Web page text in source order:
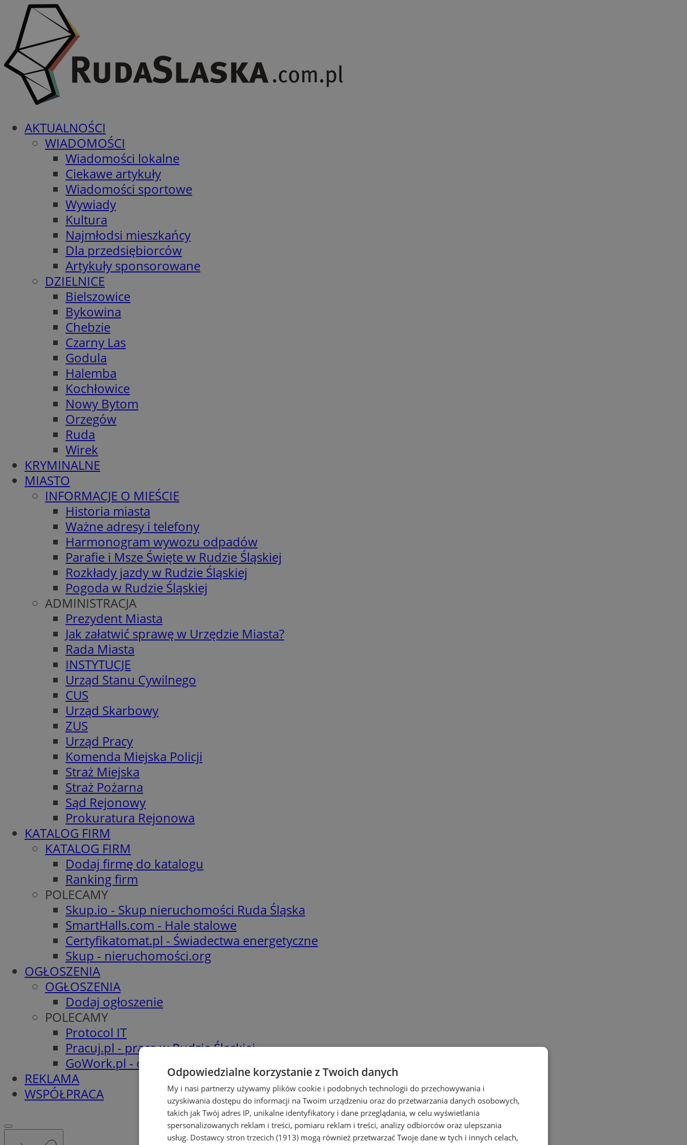
AKTUALNOŚCI
WIADOMOŚCI
Wiadomości lokalne
Ciekawe artykuły
Wiadomości sportowe
Wywiady
Kultura
Najmłodsi mieszkańcy
Dla przedsiębiorców
Artykuły sponsorowane
DZIELNICE
Bielszowice
Bykowina
Chebzie
Czarny Las
Godula
Halemba
Kochłowice
Nowy Bytom
Orzegów
Ruda
Wirek
KRYMINALNE
MIASTO
INFORMACJE O MIEŚCIE
Historia miasta
Ważne adresy i telefony
Harmonogram wywozu odpadów
Parafie i Msze Święte w Rudzie Śląskiej
Rozkłady jazdy w Rudzie Śląskiej
Pogoda w Rudzie Śląskiej
ADMINISTRACJA
Prezydent Miasta
Jak załatwić sprawę w Urzędzie Miasta?
Rada Miasta
INSTYTUCJE
Urząd Stanu Cywilnego
CUS
Urząd Skarbowy
ZUS
Urząd Pracy
Komenda Miejska Policji
Straż Miejska
Straż Pożarna
Sąd Rejonowy
Prokuratura Rejonowa
KATALOG FIRM
KATALOG FIRM
Dodaj firmę do katalogu
Ranking firm
POLECAMY
Skup.io - Skup nieruchomości Ruda Śląska
SmartHalls.com - Hale stalowe
Certyfikatomat.pl - Świadectwa energetyczne
Skup - nieruchomości.org
OGŁOSZENIA
OGŁOSZENIA
Dodaj ogłoszenie
POLECAMY
Protocol IT
Pracuj.pl - praca w Rudzie Śląskiej
GoWork.pl - oferty pracy
REKLAMA
WSPÓŁPRACA
Odpowiedzialne korzystanie z Twoich danych
My i nasi partnerzy używamy plików cookie i podobnych technologii do przechowywania i
uzyskiwania dostępu do informacji na Twoim urządzeniu oraz do przetwarzania danych osobowych,
takich jak Twój adres IP, unikalne identyfikatory i dane przeglądania, w celu wyświetlania
spersonalizowanych reklam i treści, pomiaru reklam i treści, analizy odbiorców oraz ulepszania
usług. Dostawcy stron trzecich (1913) mogą również przetwarzać Twoje dane w tych i innych celach,